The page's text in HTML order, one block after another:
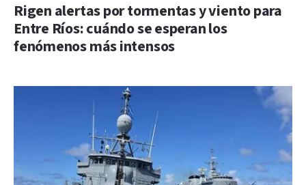
Rigen alertas por tormentas y viento para
Entre Ríos: cuándo se esperan los
fenómenos más intensos